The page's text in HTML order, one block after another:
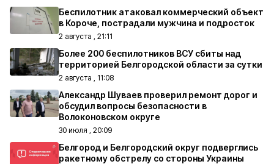
Беспилотник атаковал коммерческий объект
в Короче, пострадали мужчина и подросток
2 августа , 21:11
Более 200 беспилотников ВСУ сбиты над
территорией Белгородской области за сутки
2 августа , 11:08
Александр Шуваев проверил ремонт дорог и
обсудил вопросы безопасности в
Волоконовском округе
30 июля , 20:09
Белгород и Белгородский округ подверглись
ракетному обстрелу со стороны Украины